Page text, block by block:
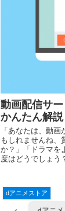
動画配信サ
かんたん解説
「あなたは、動
もしれませんね、
か？」「ドラマを
度はどうでしょう
dアニメストア